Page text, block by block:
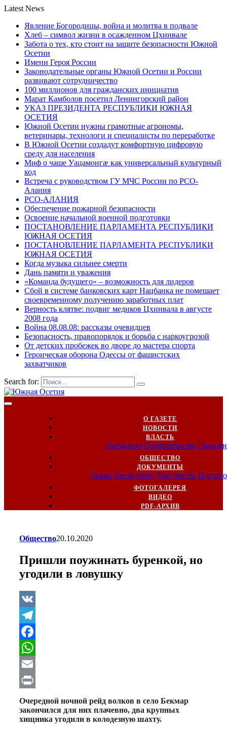
Latest News
Явление Богородицы, война и молитва в подвале
Хлеб – символ жизни в осажденном Цхинвале
Забота о тех, кто стоит на защите безопасности Южной
Осетии
Имени Героя России
Законодательные органы Южной Осетии и России
развивают сотрудничество
100 миллионов для гражданских инициатив
Марат Камболов посетил Ленингорский район
УКАЗ ПРЕЗИДЕНТА РЕСПУБЛИКИ ЮЖНАЯ
ОСЕТИЯ
Южной Осетии нужны грамотные агрономы,
ветеринары, технологи и специалисты по переработке
В Южной Осетии создадут комфортную цифровую
среду для населения
Миф о чаше Уацамонгæ как универсальный культурный
код
Встреча с руководством ГУ МЧС России по РСО-
Алания
РСО-АЛАНИЯ
Обеспечение пожарной безопасности
Освоение начальной военной подготовки
ПОСТАНОВЛЕНИЕ ПАРЛАМЕНТА РЕСПУБЛИКИ
ЮЖНАЯ ОСЕТИЯ
ПОСТАНОВЛЕНИЕ ПАРЛАМЕНТА РЕСПУБЛИКИ
ЮЖНАЯ ОСЕТИЯ
Когда музыка сильнее смерти
Дань памяти и уважения
«Команда будущего» – возможность для лидеров
Сбой в системе банковских карт Нацбанка не помешает
своевременному получению заработных плат
Верность клятве: подвиг медиков Цхинвала в августе
2008 года
Война 08.08.08: рассказы очевидцев
Безопасность, правопорядок и борьба с наркоугрозой
От детских пробежек во дворе до мастера спорта
Героическая оборона Одессы от фашистских
захватчиков
Search for:
О ГАЗЕТЕ
НОВОСТИ
ВЛАСТЬ
Президент Правительство
ОБЩЕСТВО
ДОКУМЕНТЫ
Указы Президента Документы
ФОТОГАЛЕРЕЯ
ВИДЕО
PDF-АРХИВ
Общество20.10.2020
Пришли поужинать буренкой, но
угодили в ловушку
VK
Telegram
Facebook
WhatsApp
Email
Print
Очередной ночной рейд волков в село Бекмар
закончился для них плачевно, два крупных
хищника угодили в колодезную шахту.